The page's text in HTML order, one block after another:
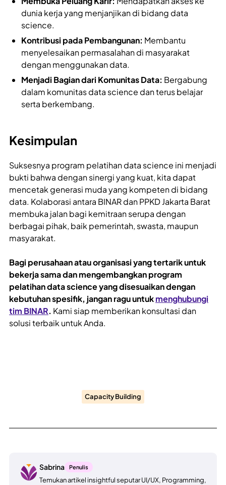
dunia kerja yang menjanjikan di bidang data
science.
Kontribusi pada Pembangunan: Membantu
menyelesaikan permasalahan di masyarakat
dengan menggunakan data.
Menjadi Bagian dari Komunitas Data: Bergabung
dalam komunitas data science dan terus belajar
serta berkembang.
Kesimpulan
Suksesnya program pelatihan data science ini menjadi
bukti bahwa dengan sinergi yang kuat, kita dapat
mencetak generasi muda yang kompeten di bidang
data. Kolaborasi antara BINAR dan PPKD Jakarta Barat
membuka jalan bagi kemitraan serupa dengan
berbagai pihak, baik pemerintah, swasta, maupun
masyarakat.
Bagi perusahaan atau organisasi yang tertarik untuk
bekerja sama dan mengembangkan program
pelatihan data science yang disesuaikan dengan
kebutuhan spesifik, jangan ragu untukmenghubungi
tim BINAR. Kami siap memberikan konsultasi dan
solusi terbaik untuk Anda.
Capacity Building
Sabrina Penulis
Temukan artikel insightful seputar UI/UX, Programming,